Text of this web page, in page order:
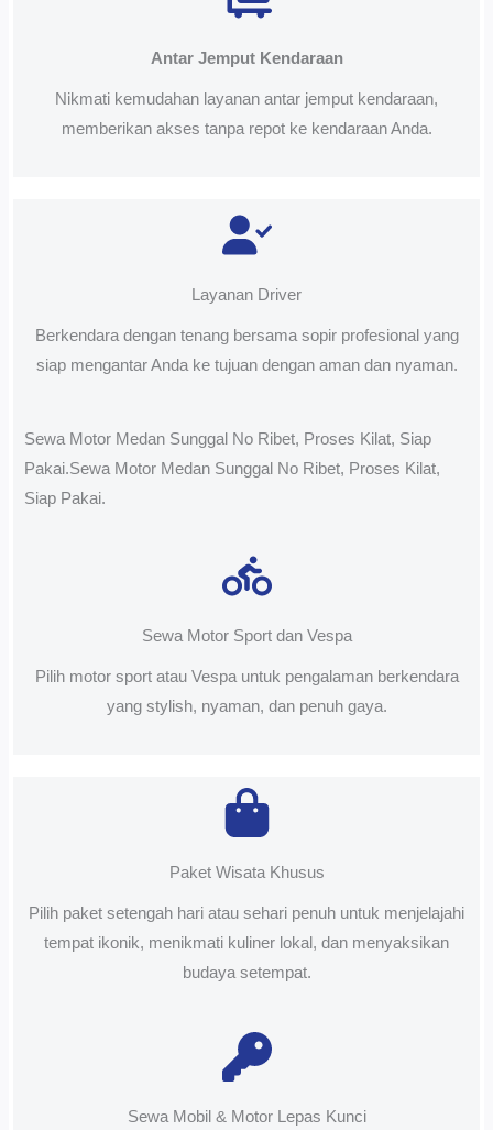
Antar Jemput Kendaraan
Nikmati kemudahan layanan antar jemput kendaraan,
memberikan akses tanpa repot ke kendaraan Anda.
Layanan Driver
Berkendara dengan tenang bersama sopir profesional yang
siap mengantar Anda ke tujuan dengan aman dan nyaman.
Sewa Motor Medan Sunggal No Ribet, Proses Kilat, Siap
Pakai.Sewa Motor Medan Sunggal No Ribet, Proses Kilat,
Siap Pakai.
Sewa Motor Sport dan Vespa
Pilih motor sport atau Vespa untuk pengalaman berkendara
yang stylish, nyaman, dan penuh gaya.
Paket Wisata Khusus
Pilih paket setengah hari atau sehari penuh untuk menjelajahi
tempat ikonik, menikmati kuliner lokal, dan menyaksikan
budaya setempat.
Sewa Mobil & Motor Lepas Kunci